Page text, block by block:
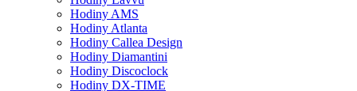
Hodiny AMS
Hodiny Atlanta
Hodiny Callea Design
Hodiny Diamantini
Hodiny Discoclock
Hodiny DX-TIME